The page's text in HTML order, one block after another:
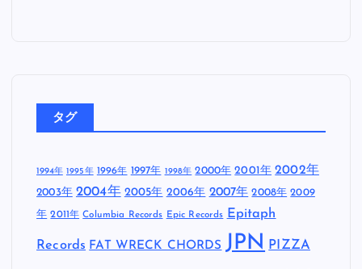
タグ
1994年 1995年 1996年 1997年 1998年 2000年 2001年 2002年
2003年 2004年 2005年 2006年 2007年 2008年 2009
年 2011年 Columbia Records Epic Records Epitaph
Records FAT WRECK CHORDS JPN PIZZA